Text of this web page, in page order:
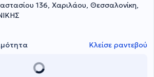
136, Χαριλάου, Θεσσαλονίκη,
Κλείσε ραντεβού